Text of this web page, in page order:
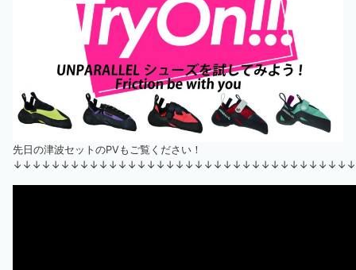
先日の津波セットのPVもご覧ください！